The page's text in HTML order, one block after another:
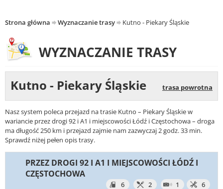
Strona główna Wyznaczanie trasy Kutno - Piekary Śląskie
WYZNACZANIE TRASY
Kutno - Piekary Śląskie trasa powrotna
Nasz system poleca przejazd na trasie Kutno – Piekary Śląskie w
wariancie przez drogi 92 i A1 i miejscowości Łódź i Częstochowa – droga
ma długość 250 km i przejazd zajmie nam zazwyczaj 2 godz. 33 min.
Sprawdź niżej pełen opis trasy.
PRZEZ DROGI 92 I A1 I MIEJSCOWOŚCI ŁÓDŹ I
CZĘSTOCHOWA
6 2 1 6